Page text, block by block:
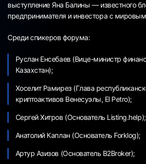
выступление Яна Балины — известного
предпринимателя и инвестора с
Среди спикеров форума:
Руслан Енсебаев (Вице-министр
Казахстан);
Хоселит Рамирез (Глава
криптоактивов Венесуэлы, El Petro);
Сергей Хитров (Основатель Listing.help);
Анатолий Каплан (Основатель Forklog);
Артур Азизов (Основатель B2Broker);